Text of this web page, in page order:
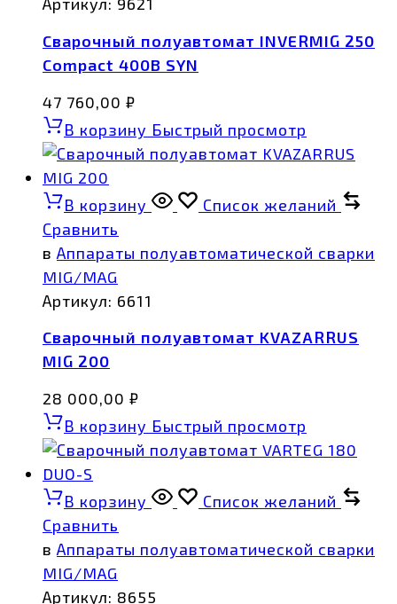
Сварочный полуавтомат INVERMIG 250
Compact 400В SYN
47 760,00 ₽
В корзину Быстрый просмотр
В корзину
Список желаний
Сравнить
в Аппараты полуавтоматической сварки
MIG/MAG
Артикул: 6611
Сварочный полуавтомат KVAZARRUS
MIG 200
28 000,00 ₽
В корзину Быстрый просмотр
В корзину
Список желаний
Сравнить
в Аппараты полуавтоматической сварки
MIG/MAG
Артикул: 8655